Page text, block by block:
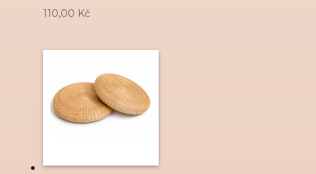
110,00 Kč